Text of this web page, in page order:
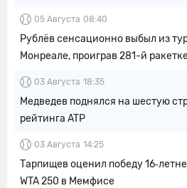
05 Августа 08:40
Рублёв сенсационно выбыл из
Монреале, проиграв 281-й
03 Августа 18:35
Медведев поднялся на шестую
рейтинга ATP
03 Августа 14:25
Тарпищев оценил победу
WTA 250 в Мемфисе